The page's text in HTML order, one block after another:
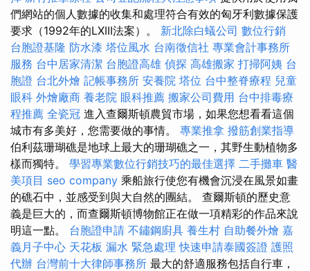
們網站的個人數據的收集和處理符合有效的匈牙利數據保護
要求（1992年的LXIII法案）。 新北除白蟻公司 數位行銷
台胞證基隆 防水漆 塔位風水 台南徵信社 專業會計事務所
服務 台中居家清潔 台胞證高雄 偵探 高雄搬家 打掃阿姨 台
胞證 台北外燴 記帳事務所 安養院 塔位 台中整脊療程 兒童
眼科 外燴廠商 養老院 眼科推薦 搬家公司費用 台中排毒療
程推薦 全瓷冠 進入查爾斯頓農貿市場，如果您想看看這個
城市有多美好，您需要做的事情。 專業推拿 撥筋創業指導
伯利茲珊瑚礁是地球上最大的珊瑚礁之一，其野生動植物多
樣而獨特。 學習專業數位行銷技巧的最佳選擇 二手攤車 醫
美項目 seo company 乘船旅行使您有機會沉浸在風景如畫
的礁石中，並感受到與大自然的團結。 查爾斯頓的歷史意
義是巨大的，而查爾斯頓博物館正在做一項精彩的作品來說
明這一點。 台胞證申請 不鏽鋼廚具 養生村 自助餐外燴 嘉
義月子中心 天花板 漏水 緊急處理 快速申請泰國簽證 護照
代辦 台灣前十大律師事務所 最大的舒適服務包括自行車，